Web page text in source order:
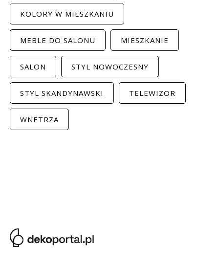
KOLORY W MIESZKANIU
MEBLE DO SALONU MIESZKANIE
SALON STYL NOWOCZESNY
STYL SKANDYNAWSKI TELEWIZOR
WNETRZA